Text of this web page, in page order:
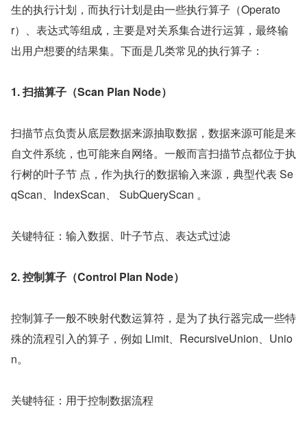
生的执行计划，而执行计划是由一些执行算子（Operato
r）、表达式等组成，主要是对关系集合进行运算，最终输
出用户想要的结果集。下面是几类常见的执行算子：
1. 扫描算子（Scan Plan Node）
扫描节点负责从底层数据来源抽取数据，数据来源可能是来
自文件系统，也可能来自网络。一般而言扫描节点都位于执
行树的叶子节 点，作为执行的数据输入来源，典型代表 Se
qScan、IndexScan、 SubQueryScan 。
关键特征：输入数据、叶子节点、表达式过滤
2. 控制算子（Control Plan Node）
控制算子一般不映射代数运算符，是为了执行器完成一些特
殊的流程引入的算子，例如 Limit、RecursiveUnion、Unio
n。
关键特征：用于控制数据流程